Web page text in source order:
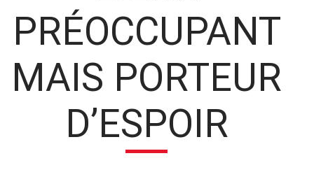
PRÉOCCUPANT
MAIS PORTEUR
D’ESPOIR